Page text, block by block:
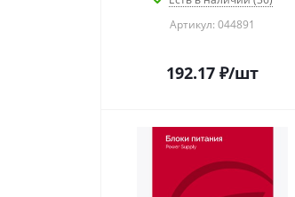
Артикул: 044891
192.17₽/шт